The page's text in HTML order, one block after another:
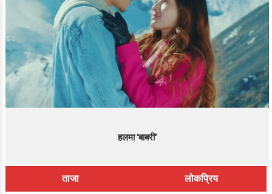
हलमा ‘बाबरी’
ताजा लोकप्रिय